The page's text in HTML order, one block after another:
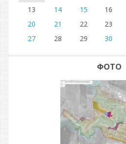
13
14 15 16
20
21 22 23
27
28 29 30
ФОТО